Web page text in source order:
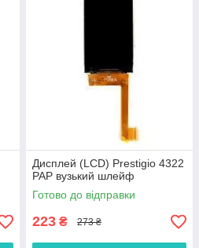
Дисплей (LCD) Prestigio 4322
PAP вузький шлейф
Готово до відправки
223 ₴ 273 ₴